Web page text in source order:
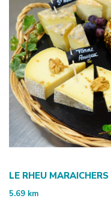
LE RHEU MARAICHERS
5.69 km